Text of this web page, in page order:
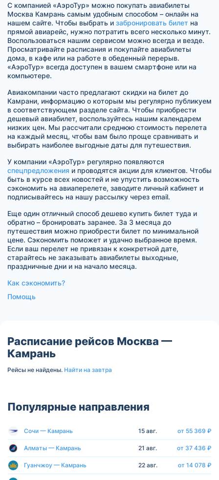
С компанией «АэроТур» можно покупать авиабилеты
Москва Камрань самым удобным способом – онлайн на
нашем сайте. Чтобы выбрать и забронировать билет на
прямой авиарейс, нужно потратить всего несколько минут.
Воспользоваться нашим сервисом можно всегда и везде.
Просматривайте расписания и покупайте авиабилеты
дома, в кафе или на работе в обеденный перерыв.
«АэроТур» всегда доступен в вашем смартфоне или на
компьютере.
Авиакомпании часто предлагают скидки на билет до
Камрани, информацию о которым мы регулярно публикуем
в соответствующем разделе сайта. Чтобы приобрести
дешевый авиабилет, воспользуйтесь нашим календарем
низких цен. Мы рассчитали среднюю стоимость перелета
на каждый месяц, чтобы вам было проще сравнивать и
выбирать наиболее выгодные даты для путешествия.
У компании «АэроТур» регулярно появляются
спецпредложения и проводятся акции для клиентов. Чтобы
быть в курсе всех новостей и не упустить возможность
сэкономить на авиаперелете, заводите личный кабинет и
подписывайтесь на нашу рассылку через email.
Еще один отличный способ дешево купить билет туда и
обратно – бронировать заранее. За 3 месяца до
путешествия можно приобрести билет по минимальной
цене. Сэкономить поможет и удачно выбранное время.
Если ваш перелет не привязан к конкретной дате,
старайтесь не заказывать авиабилеты выходные,
праздничные дни и на начало месяца.
Как сэкономить?
Помощь
Расписание рейсов Москва —
Камрань
Рейсы не найдены. Найти на завтра
Популярные направления
Сочи — Камрань 15 авг. от 55 369 ₽
Алматы — Камрань 21 авг. от 37 436 ₽
Гуанчжоу — Камрань 22 авг. от 14 078 ₽